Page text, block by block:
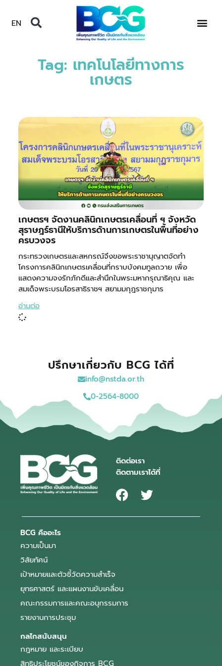
EN
Tag: เทคโนโลยีทางการ
เกษตร
เกษตรฯ จัดงานคลินิกเกษตรเคลื่อนที่ ฯ จังหวัด
สุราษฎร์ธานีให้บริการด้านการเกษตรในพื้นที่อย่าง
ครบวงจร
กระทรวงเกษตรและสหกรณ์จึงขอพระราชานุญาตจัดทำ
โครงการคลินิกเกษตรเคลื่อนที่กราบบังคมทูลถวาย เพื่อ
แสดงความจงรักภักดีและสำนึกในพระมหากรุณาธิคุณ และ
สมเด็จพระบรมโอรสาธิราชฯ สยามมกุฎราชกุมาร
อ่านต่อ
ปรึกษาเกี่ยวกับ BCG ได้ที่
info@nstda.or.th
0-2564-8000
ติดต่อเรา
ติดตามเราได้ที่
BCG คืออะไร
ความเป็นมา
วิสัยทัศน์
เป้าหมายและตัวชี้วัดความสำเร็จ
ยุทธศาสตร์ และแผนงานขับเคลื่อน
คณะกรรมการและคณะอนุกรรมการ
รายงานการประชุม
กลไกสนับสนุน
กฎหมาย และระเบียบ
สิทธิประโยชน์ของกิจการ BCG